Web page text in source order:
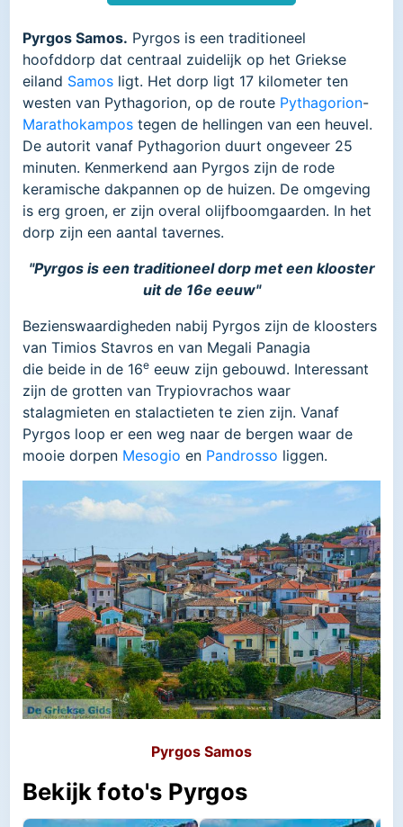
Pyrgos Samos. Pyrgos is een traditioneel
hoofddorp dat centraal zuidelijk op het Griekse
eiland Samos ligt. Het dorp ligt 17 kilometer ten
westen van Pythagorion, op de route Pythagorion-
Marathokampos tegen de hellingen van een heuvel.
De autorit vanaf Pythagorion duurt ongeveer 25
minuten. Kenmerkend aan Pyrgos zijn de rode
keramische dakpannen op de huizen. De omgeving
is erg groen, er zijn overal olijfboomgaarden. In het
dorp zijn een aantal tavernes.
"Pyrgos is een traditioneel dorp met een klooster
uit de 16e eeuw"
Bezienswaardigheden nabij Pyrgos zijn de kloosters
van Timios Stavros en van Megali Panagia
die beide in de 16e eeuw zijn gebouwd. Interessant
zijn de grotten van Trypiovrachos waar
stalagmieten en stalactieten te zien zijn. Vanaf
Pyrgos loop er een weg naar de bergen waar de
mooie dorpen Mesogio en Pandrosso liggen.
Pyrgos Samos
Bekijk foto's Pyrgos